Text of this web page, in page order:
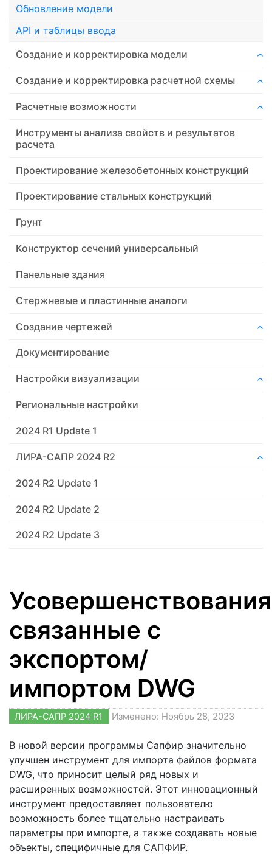
Обновление модели
API и таблицы ввода
Создание и корректировка модели
Создание и корректировка расчетной схемы
Расчетные возможности
Инструменты анализа свойств и результатов
расчета
Проектирование железобетонных конструкций
Проектирование стальных конструкций
Грунт
Конструктор сечений универсальный
Панельные здания
Стержневые и пластинные аналоги
Создание чертежей
Документирование
Настройки визуализации
Региональные настройки
2024 R1 Update 1
ЛИРА-САПР 2024 R2
2024 R2 Update 1
2024 R2 Update 2
2024 R2 Update 3
связанные с
экспортом/
импортом DWG
ЛИРА-САПР 2024 R1 Изменено: Ноябрь 28, 2023
В новой версии программы Сапфир значительно
улучшен инструмент для импорта файлов формата
DWG, что приносит целый ряд новых и
расширенных возможностей. Этот инновационный
инструмент предоставляет пользователю
возможность более тщательно настраивать
параметры при импорте, а также создавать новые
объекты, специфичные для САПФИР.